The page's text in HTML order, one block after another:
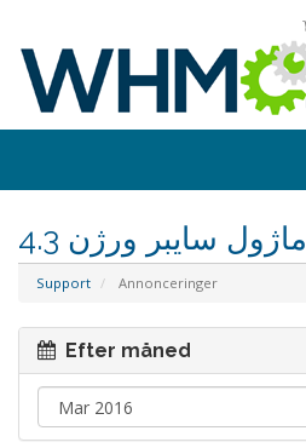
ماژول سايبر ورژن 4.3
Support Annonceringer
Efter måned